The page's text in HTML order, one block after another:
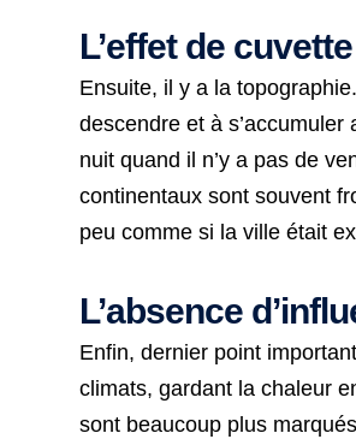
L’effet de
Ensuite, il y a la
descendre et à
nuit quand il n’y a pas de
continentaux sont souvent
peu comme si la ville était
L’absence
Enfin, dernier point
climats, gardant la chaleur
sont beaucoup plus